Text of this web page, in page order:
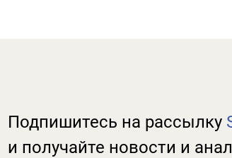
Подпишитесь на рассылку
и получайте новости и